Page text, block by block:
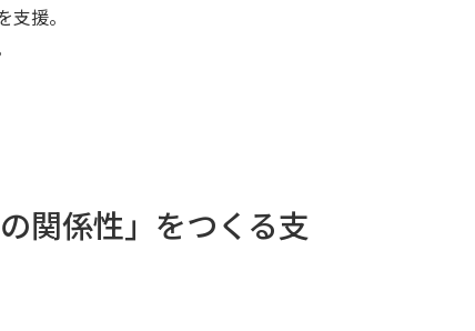
援。
関係性」をつくる支